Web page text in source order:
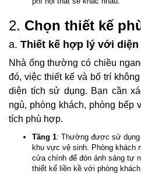
2. Chọn thiết kế
a. Thiết kế hợp lý với
Nhà ống thường có chiều
đó, việc thiết kế và bố trí
diện tích sử dụng. Bạn cần
ngủ, phòng khách, phòng bếp
tích phù hợp.
Tầng 1: Thường được sử dụng
khu vực vệ sinh. Phòng khách
cửa chính để đón ánh sáng tự
thiết kế liền kề với phòng